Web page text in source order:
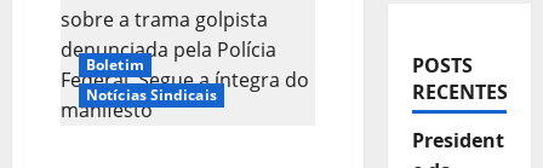
Boletim
Notícias Sindicais
POSTS
RECENTES
President